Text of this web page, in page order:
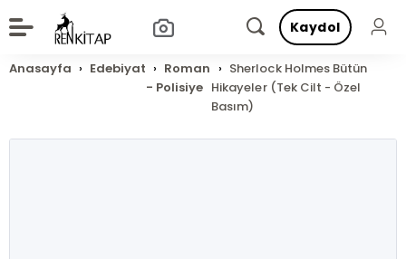
Kaydol
Anasayfa Edebiyat
Roman
- Polisiye
Sherlock Holmes Bütün
Hikayeler (Tek Cilt - Özel
Basım)